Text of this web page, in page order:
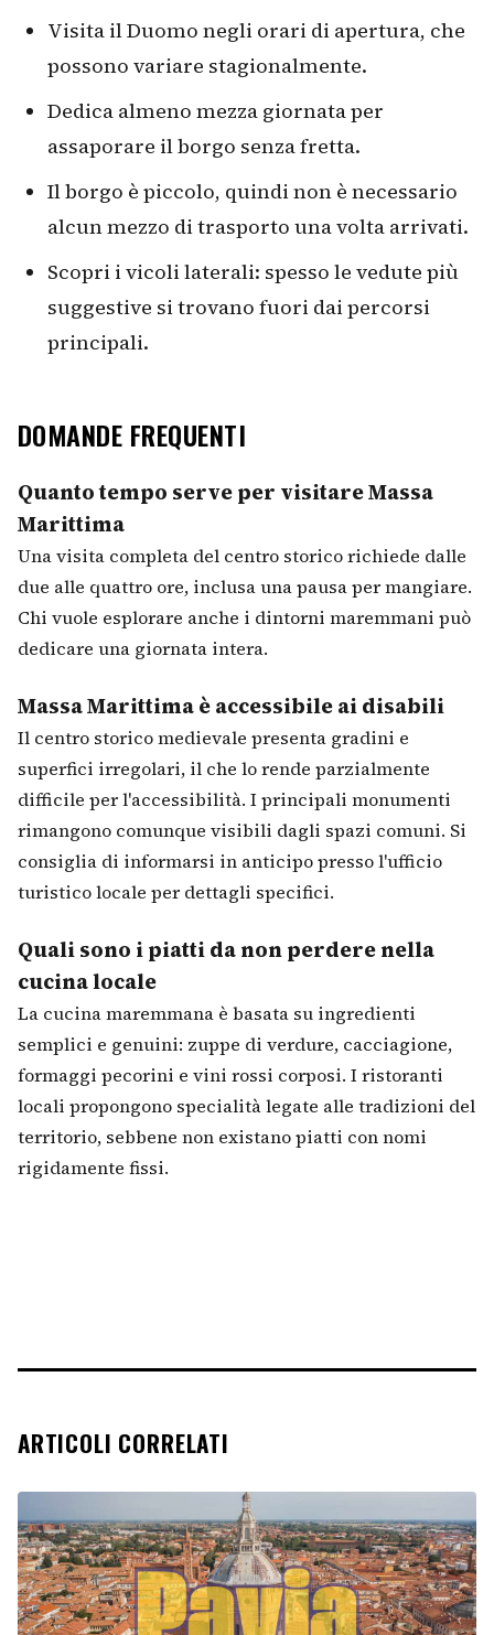
Visita il Duomo negli orari di apertura, che
possono variare stagionalmente.
Dedica almeno mezza giornata per
assaporare il borgo senza fretta.
Il borgo è piccolo, quindi non è necessario
alcun mezzo di trasporto una volta arrivati.
Scopri i vicoli laterali: spesso le vedute più
suggestive si trovano fuori dai percorsi
principali.
DOMANDE FREQUENTI
Quanto tempo serve per visitare Massa
Marittima
Una visita completa del centro storico richiede dalle
due alle quattro ore, inclusa una pausa per mangiare.
Chi vuole esplorare anche i dintorni maremmani può
dedicare una giornata intera.
Massa Marittima è accessibile ai disabili
Il centro storico medievale presenta gradini e
superfici irregolari, il che lo rende parzialmente
difficile per l'accessibilità. I principali monumenti
rimangono comunque visibili dagli spazi comuni. Si
consiglia di informarsi in anticipo presso l'ufficio
turistico locale per dettagli specifici.
Quali sono i piatti da non perdere nella
cucina locale
La cucina maremmana è basata su ingredienti
semplici e genuini: zuppe di verdure, cacciagione,
formaggi pecorini e vini rossi corposi. I ristoranti
locali propongono specialità legate alle tradizioni del
territorio, sebbene non existano piatti con nomi
rigidamente fissi.
ARTICOLI CORRELATI